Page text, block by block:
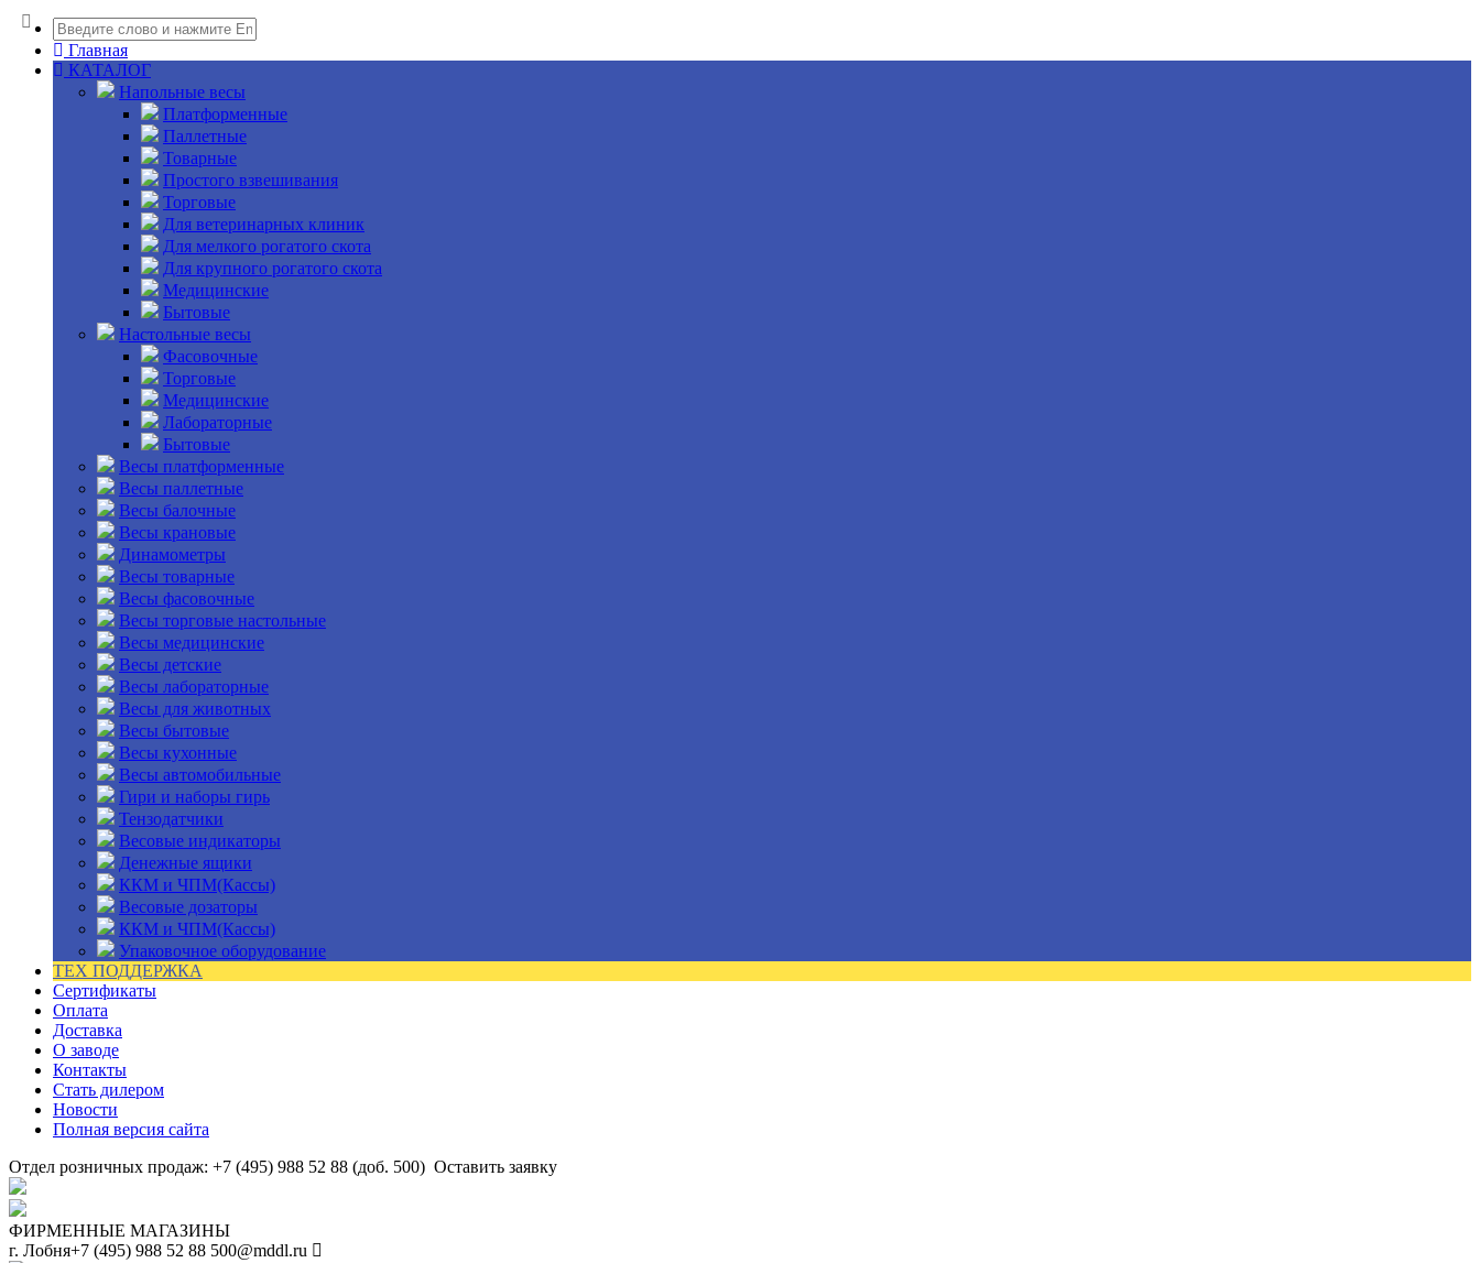
Главная
КАТАЛОГ
Напольные весы
Платформенные
Паллетные
Товарные
Простого взвешивания
Торговые
Для ветеринарных клиник
Для мелкого рогатого скота
Для крупного рогатого скота
Медицинские
Бытовые
Настольные весы
Фасовочные
Торговые
Медицинские
Лабораторные
Бытовые
Весы платформенные
Весы паллетные
Весы балочные
Весы крановые
Динамометры
Весы товарные
Весы фасовочные
Весы торговые настольные
Весы медицинские
Весы детские
Весы лабораторные
Весы для животных
Весы бытовые
Весы кухонные
Весы автомобильные
Гири и наборы гирь
Тензодатчики
Весовые индикаторы
Денежные ящики
ККМ и ЧПМ(Кассы)
Весовые дозаторы
ККМ и ЧПМ(Кассы)
Упаковочное оборудование
ТЕХ ПОДДЕРЖКА
Сертификаты
Оплата
Доставка
О заводе
Контакты
Стать дилером
Новости
Полная версия сайта
Отдел розничных продаж: +7 (495) 988 52 88 (доб. 500) Оставить заявку
ФИРМЕННЫЕ МАГАЗИНЫ
г. Лобня+7 (495) 988 52 88 500@mddl.ru